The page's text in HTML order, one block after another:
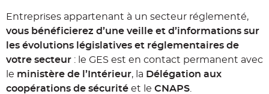
Entreprises appartenant à un secteur réglementé,
vous bénéficierez d’une veille et d’informations sur
les évolutions législatives et réglementaires de
votre secteur : le GES est en contact permanent avec
le ministère de l’Intérieur, la Délégation aux
coopérations de sécurité et le CNAPS